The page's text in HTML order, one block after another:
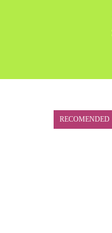
RECOMENDED